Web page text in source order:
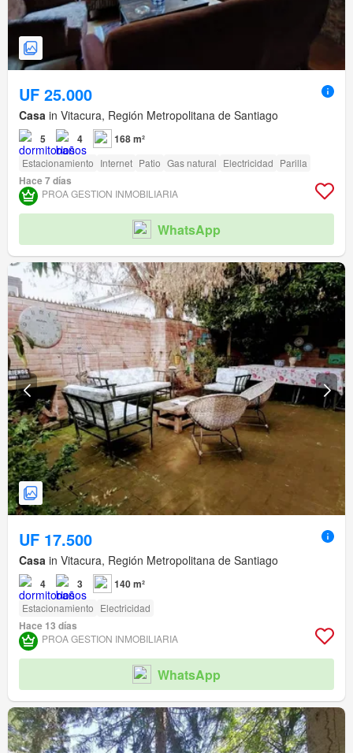
UF 25.000
Casa in Vitacura, Región Metropolitana de Santiago
5 4 168 m²
Estacionamiento Internet Patio Gas natural Electricidad Parilla
Hace 7 días
PROA GESTION INMOBILIARIA
WhatsApp
UF 17.500
Casa in Vitacura, Región Metropolitana de Santiago
4 3 140 m²
Estacionamiento Electricidad
Hace 13 días
PROA GESTION INMOBILIARIA
WhatsApp